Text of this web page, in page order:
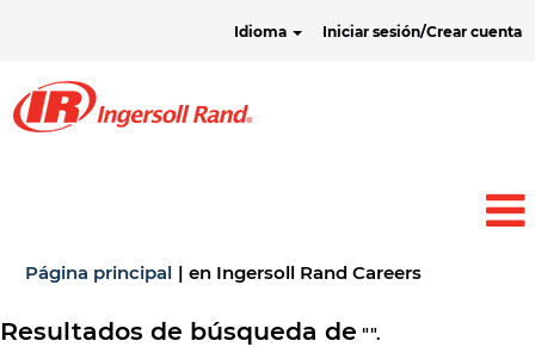
Idioma Iniciar sesión/Crear cuenta
Página principal | en Ingersoll Rand Careers(página
Resultados de búsqueda de "".